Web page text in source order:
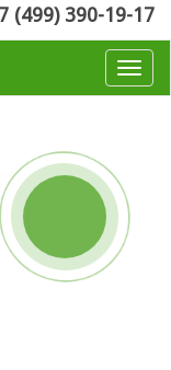
(499) 390-19-17